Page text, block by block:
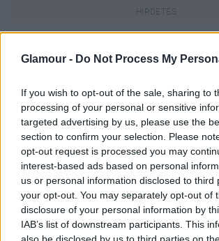
Glamour - Do Not Process My
If you wish to opt-out of the sale, sharing to
processing of your personal or sensitive
targeted advertising by us, please use the
section to confirm your selection. Please
opt-out request is processed you may
interest-based ads based on personal
us or personal information disclosed to third
your opt-out. You may separately opt-out of
disclosure of your personal information by
IAB’s list of downstream participants. This
also be disclosed by us to third parties on
A Nemzetközi Roma Napot idén 23.
rendezik meg világszerte - így állítva
eltelt évekre, történésekre való
ünnepnap lehetőséget ad a közös
gondolkodásra is.
Mind a négy
21. századi roma identitást és
törekvéseket képviseli, a kortárs
különböző módszereinek
működésének központi eleme a
romák közötti társadalmi párbeszéd
roma közösséggel szembeni